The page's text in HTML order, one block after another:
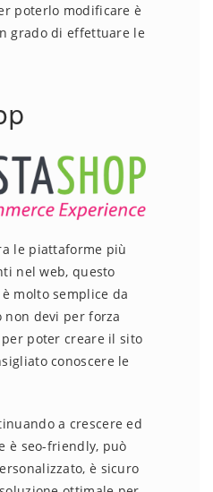
poterlo modificare è
grado di effettuare le
le piattaforme più
nel web, questo
molto semplice da
devi per forza
poter creare il sito
conoscere le
a crescere ed
è seo-friendly, può
è sicuro